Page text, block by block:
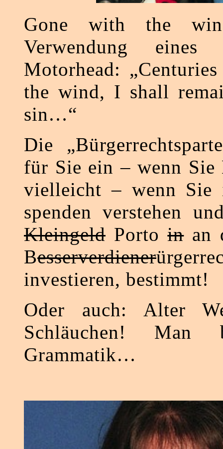
Gone with the
Verwendung
Motorhead:
the wind, I shall
sin…“
Die
für Sie ein – wenn Sie
vielleicht – wenn Sie
spenden verstehen
Kleingeld Portoinan
Besserverdiener
investieren, bestimmt!
Oder auch: Alter
Schläuchen! Man
Grammatik…